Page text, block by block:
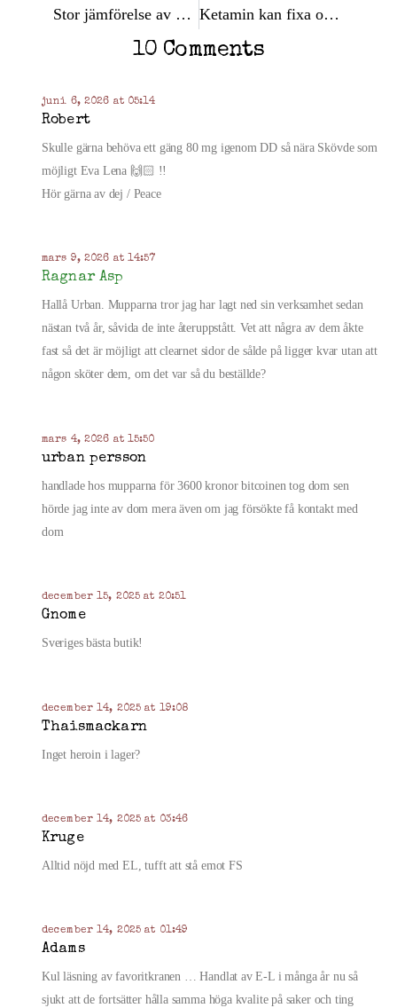
Stor jämförelse av Dead Drop leveranser för weed, hasch och THC oljor i Stockholm Ketamin kan fixa opiatberoende
10 Comments
juni 6, 2026 at 05:14
Robert
Skulle gärna behöva ett gäng 80 mg igenom DD så nära Skövde som
möjligt Eva Lena 🙌🏻 !!
Hör gärna av dej / Peace
mars 9, 2026 at 14:57
Ragnar Asp
Hallå Urban. Mupparna tror jag har lagt ned sin verksamhet sedan
nästan två år, såvida de inte återuppstått. Vet att några av dem åkte
fast så det är möjligt att clearnet sidor de sålde på ligger kvar utan att
någon sköter dem, om det var så du beställde?
mars 4, 2026 at 15:50
urban persson
handlade hos mupparna för 3600 kronor bitcoinen tog dom sen
hörde jag inte av dom mera även om jag försökte få kontakt med
dom
december 15, 2025 at 20:51
Gnome
Sveriges bästa butik!
december 14, 2025 at 19:08
Thaismackarn
Inget heroin i lager?
december 14, 2025 at 03:46
Kruge
Alltid nöjd med EL, tufft att stå emot FS
december 14, 2025 at 01:49
Adams
Kul läsning av favoritkranen … Handlat av E-L i många år nu så
sjukt att de fortsätter hålla samma höga kvalite på saker och ting